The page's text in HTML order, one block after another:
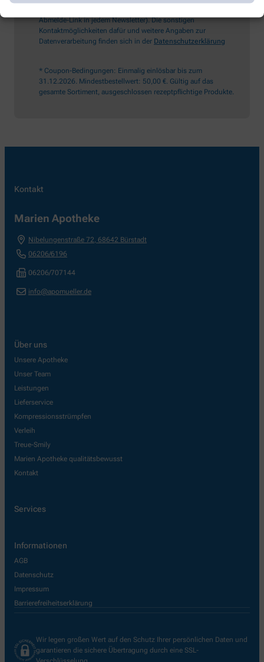
Abmelde-Link in jedem Newsletter). Die sonstigen
Kontaktmöglichkeiten dafür und weitere Angaben zur
Datenverarbeitung finden sich in der Datenschutzerklärung
* Coupon-Bedingungen: Einmalig einlösbar bis zum
31.12.2026. Mindestbestellwert: 50,00 €. Gültig auf das
gesamte Sortiment, ausgeschlossen rezeptpflichtige Produkte.
Kontakt
Marien Apotheke
Nibelungenstraße 72, 68642 Bürstadt
06206/6196
06206/707144
info@apomueller.de
Über uns
Unsere Apotheke
Unser Team
Leistungen
Lieferservice
Kompressionsstrümpfen
Verleih
Treue-Smily
Marien Apotheke qualitätsbewusst
Kontakt
Services
Informationen
AGB
Datenschutz
Impressum
Barrierefreiheitserklärung
Wir legen großen Wert auf den Schutz Ihrer persönlichen Daten und
garantieren die sichere Übertragung durch eine SSL-